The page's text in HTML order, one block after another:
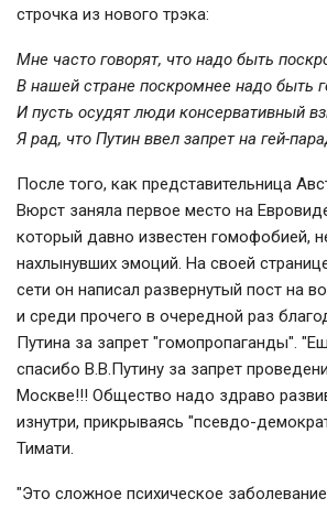
строчка из нового трэка:
Мне часто говорят, что надо быть
В нашей стране поскромнее надо быть
И пусть осудят люди консервативный
Я рад, что Путин ввел запрет на гей-
После того, как представительница
Вюрст заняла первое место на
который давно известен гомофобией,
нахлынувших эмоций. На своей
сети он написал развернутый пост на
и среди прочего в очередной раз
Путина за запрет "гомопропаганды".
спасибо В.В.Путину за запрет
Москве!!! Общество надо здраво
изнутри, прикрываясь "псевдо-
Тимати.
"Это сложное психическое